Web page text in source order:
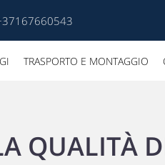
TRASPORTO E MONTAGGIO
QUALITÀ